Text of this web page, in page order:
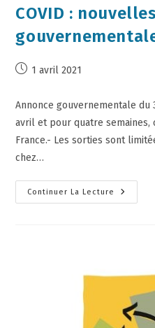
COVID :
1 avril 2021
Annonce gouvernementale du
avril et pour quatre
France.- Les sorties sont
chez…
Continuer La Lecture